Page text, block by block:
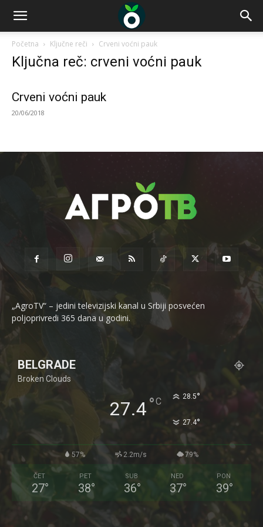
Početna Ključne reči Crveni voćni pauk
Ključna reč: crveni voćni pauk
Crveni voćni pauk
20/06/2018
„AgroTV“ – jedini televizijski kanal u Srbiji posvećen
poljoprivredi 365 dana u godini.
BELGRADE
Broken Clouds
27.4°C 28.5°
27.4°
57% 2.2m/s 79%
ČET
27°
PET
38°
SUB
36°
NED
37°
PON
39°